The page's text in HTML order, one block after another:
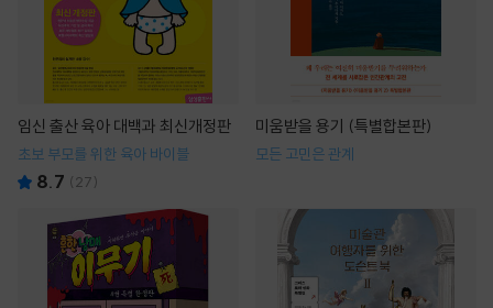
임신 출산 육아 대백과 최신개정판
초보 부모를 위한 육아 바이블
8.7 ( 27)
미움받을 용기 (특별합본판)
모든 고민은 관계